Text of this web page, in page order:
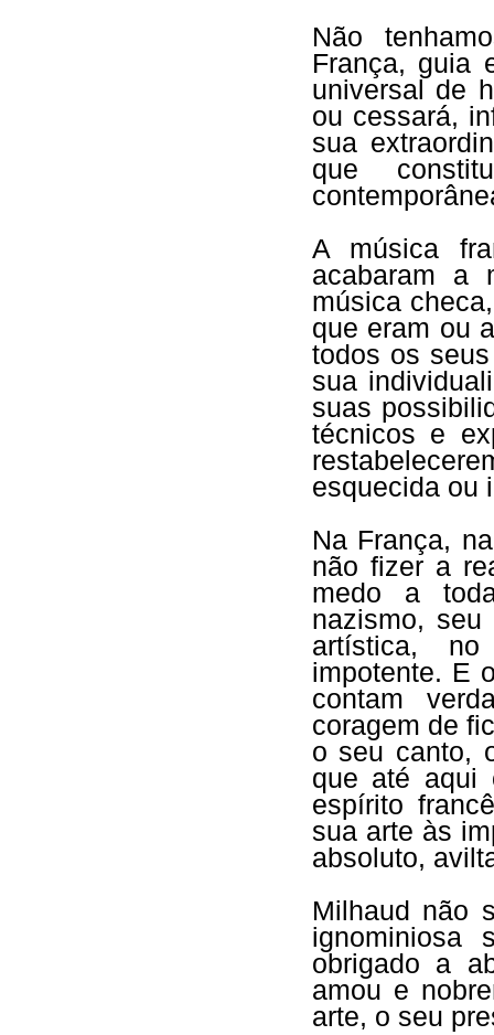
Não
França, guia
universal de
ou cessará,
sua
que
A música
acabaram a
música
que eram ou
todos os
sua
suas
técnicos e
esquecida ou
Na França,
não fizer a
medo a
nazismo,
artística,
impotente. E
contam
coragem de
o seu canto,
que até aqui
espírito
sua arte às
absoluto,
Milhaud não
ignominiosa
obrigado a
amou e
arte, o seu